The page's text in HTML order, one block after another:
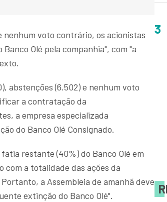
nenhum voto contrário, os acionistas
Olé pela companhia", com "a
abstenções (6.502) e nenhum voto
a contratação da
a empresa especializada
do Banco Olé Consignado.
restante (40%) do Banco Olé em
com a totalidade das ações da
a Assembleia de amanhã deve
extinção do Banco Olé".
3